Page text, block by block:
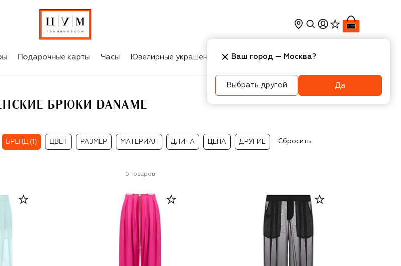
Подарочные карты Часы Ювелирные украшения Косметика Интерьер
БРЮКИ DANAME
БРЕНД (1) ЦВЕТ РАЗМЕР МАТЕРИАЛ ДЛИНА ЦЕНА ДРУГИЕ Сбросить
5 товаров
Ваш город — Москва?
Выбрать другой Да